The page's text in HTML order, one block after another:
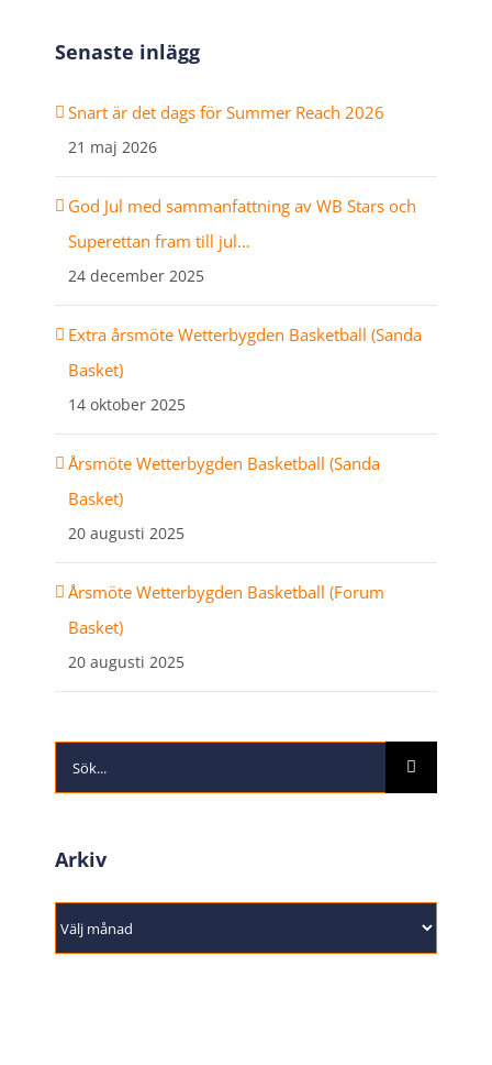
Senaste inlägg
Snart är det dags för Summer Reach 2026
21 maj 2026
God Jul med sammanfattning av WB Stars och
Superettan fram till jul…
24 december 2025
Extra årsmöte Wetterbygden Basketball (Sanda
Basket)
14 oktober 2025
Årsmöte Wetterbygden Basketball (Sanda
Basket)
20 augusti 2025
Årsmöte Wetterbygden Basketball (Forum
Basket)
20 augusti 2025
Sök
efter:
Arkiv
Arkiv